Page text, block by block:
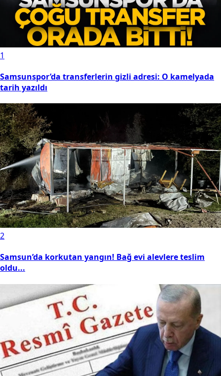
1
Samsunspor’da transferlerin gizli adresi: O kamelyada
tarih yazıldı
2
Samsun’da korkutan yangın! Bağ evi alevlere teslim
oldu...